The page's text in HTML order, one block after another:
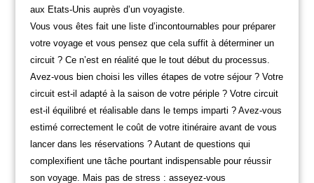
aux Etats-Unis auprès d’un voyagiste.
Vous vous êtes fait une liste d’incontournables pour préparer
votre voyage et vous pensez que cela suffit à déterminer un
circuit ? Ce n’est en réalité que le tout début du processus.
Avez-vous bien choisi les villes étapes de votre séjour ? Votre
circuit est-il adapté à la saison de votre périple ? Votre circuit
est-il équilibré et réalisable dans le temps imparti ? Avez-vous
estimé correctement le coût de votre itinéraire avant de vous
lancer dans les réservations ? Autant de questions qui
complexifient une tâche pourtant indispensable pour réussir
son voyage. Mais pas de stress : asseyez-vous